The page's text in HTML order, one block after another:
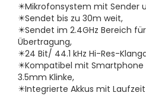
✴️Mikrofonsystem mit Sender
✴️Sendet bis zu 30m weit,
✴️Sendet im 2.4GHz Bereich
Übertragung,
✴️24 Bit/ 44.1 kHz Hi-Res-
✴️Kompatibel mit
3.5mm Klinke,
✴️Integrierte Akkus mit